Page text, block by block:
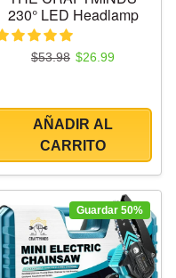
230° LED Headlamp
Precio regular
$53.98 Precio de oferta
$26.99
AÑADIR AL
CARRITO
Guardar 50%